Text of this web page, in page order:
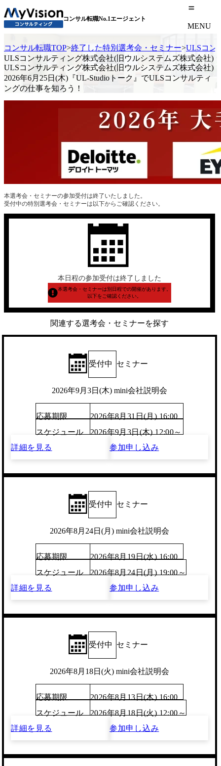
コンサル転職No.1エージェント
MENU
コンサル転職TOP>終了した特別選考会・セミナー>ULSコン
ULSコンサルティング株式会社(旧ウルシステムズ株式会社)
ULSコンサルティング株式会社(旧ウルシステムズ株式会社)
2026年6月25日(木)『UL-Studioトーク』でULSコンサルティ
ングの仕事を知ろう！
本選考会・セミナーの参加受付は終了いたしました。
受付中の特別選考会・セミナーは以下からご確認ください。
本日程の参加受付は終了しました
本選考会・セミナーは別日程での開催があります。
以下をご確認ください。
関連する選考会・セミナーを探す
受付中 セミナー
2026年9月3日(木) mini会社説明会
応募期限
2026年8月31日(月) 16:00
スケジュール
2026年9月3日(木) 12:00～
詳細を見る
参加申し込み
受付中 セミナー
2026年8月24日(月) mini会社説明会
応募期限
2026年8月19日(水) 16:00
スケジュール
2026年8月24日(月) 19:00～
詳細を見る
参加申し込み
受付中 セミナー
2026年8月18日(火) mini会社説明会
応募期限
2026年8月13日(木) 16:00
スケジュール
2026年8月18日(火) 12:00～
詳細を見る
参加申し込み